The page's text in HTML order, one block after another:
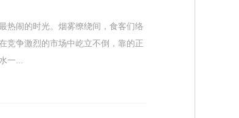
闹的时光。烟雾缭绕间，食客们络
竞争激烈的市场中屹立不倒，靠的正
一...